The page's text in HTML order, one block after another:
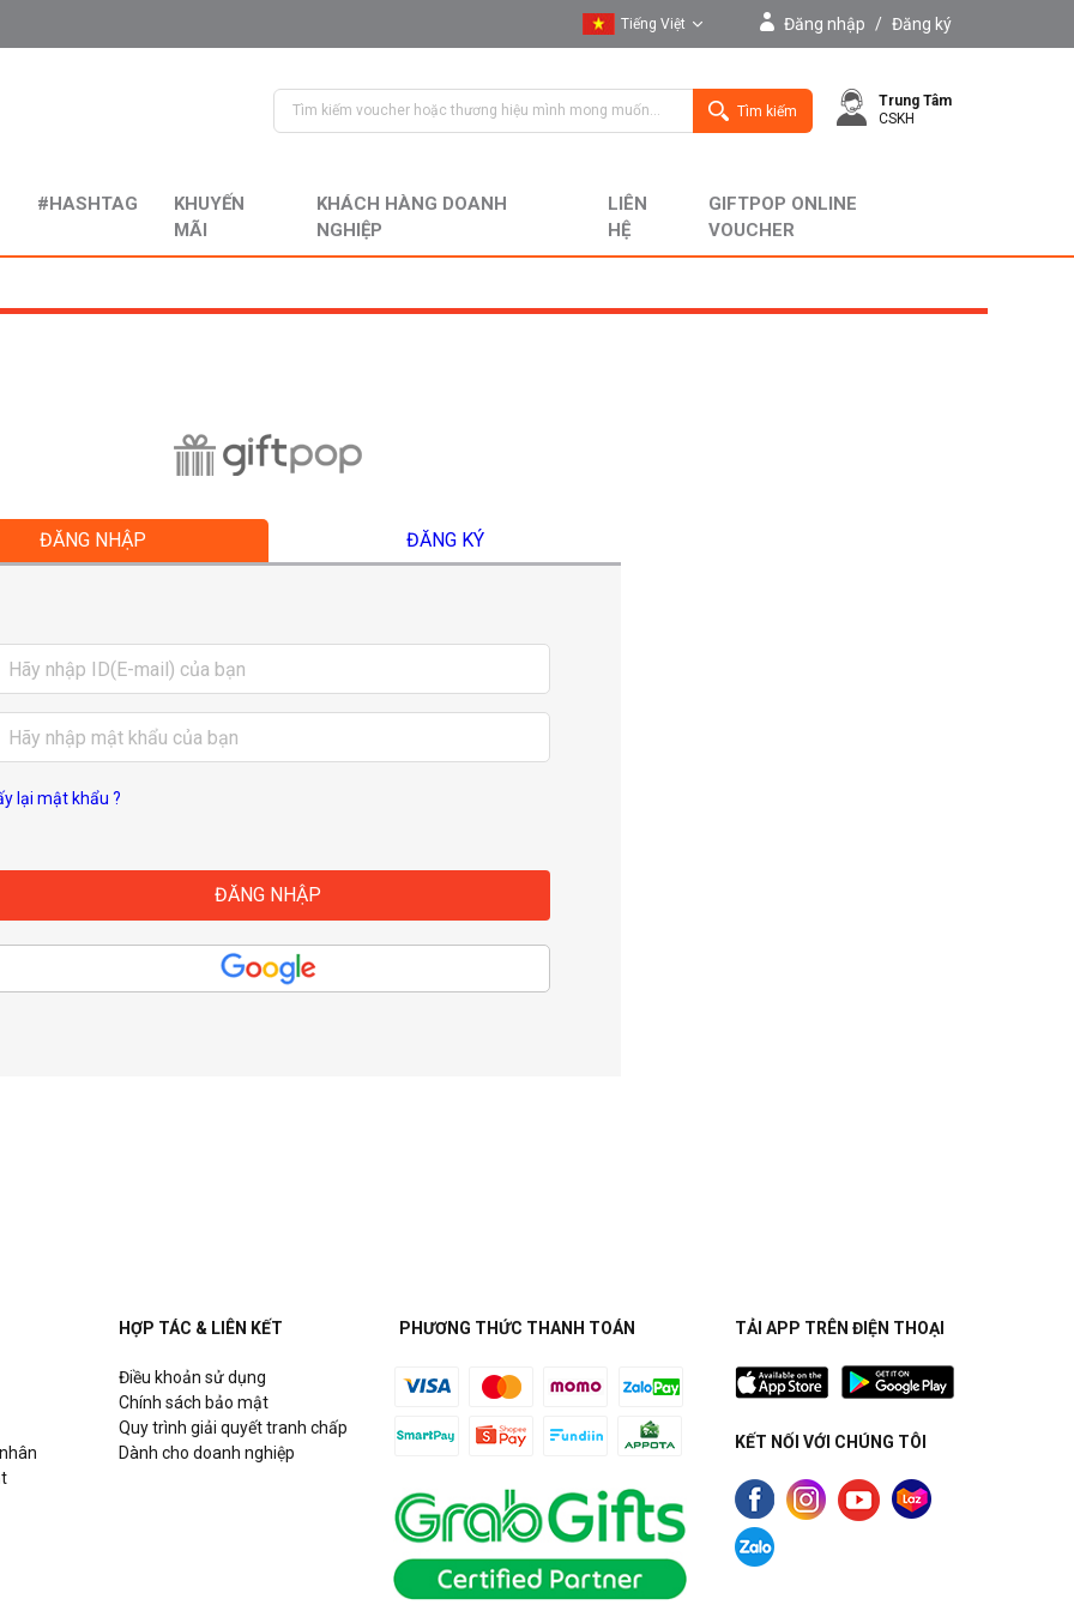
Tiếng Việt
English
Đăng nhập / Đăng ký
Tìm kiếm
Trung Tâm
CSKH
#HASHTAG
KHUYẾN
MÃI
KHÁCH HÀNG DOANH
NGHIỆP
LIÊN
HỆ
GIFTPOP ONLINE
VOUCHER
ĐĂNG NHẬP ĐĂNG KÝ
lại mật khẩu ?
HỢP TÁC & LIÊN KẾT
Điều khoản sử dụng
Chính sách bảo mật
Quy trình giải quyết tranh chấp
Dành cho doanh nghiệp
PHƯƠNG THỨC THANH TOÁN TẢI APP TRÊN ĐIỆN THOẠI
KẾT NỐI VỚI CHÚNG TÔI